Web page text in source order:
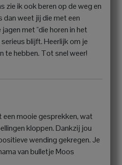
zie ik ook beren op de weg en
dan weet jij die met een
met "die horen in het
blijft. Heerlijk om je
te hebben. Tot snel weer!
een mooie gesprekken, wat
kloppen. Dankzij jou
wending gekregen. Je
van bulletje Moos